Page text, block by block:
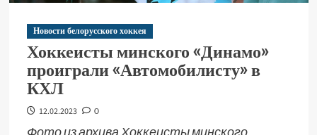
Новости белорусского хоккея
Хоккеисты минского «Динамо»
проиграли «Автомобилисту» в
КХЛ
12.02.2023 0
Фото из архива Хоккеисты минского